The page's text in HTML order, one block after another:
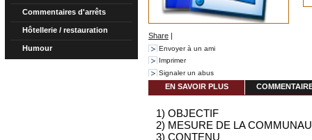
Commentaires d'arrêts
Hôtellerie / restauration
Humour
Share |
Envoyer à un ami
Imprimer
Signaler un abus
EN SAVOIR PLUS
1) OBJECTIF
2) MESURE DE LA
3) CONTENU